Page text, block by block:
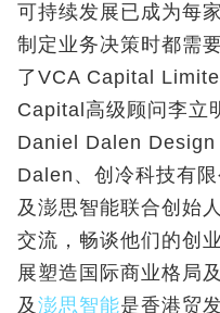
可持续发展已成为每
制定业务决策时都需
了VCA Capital
Capital高级顾问李立
Daniel Dalen
Dalen、创冷科技有
及澎思智能联合创始
交流，畅谈他们的创
展塑造国际商业格局
及 澎思智能是香港贸